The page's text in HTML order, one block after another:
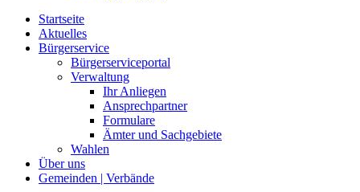
Startseite
Aktuelles
Bürgerservice
Bürgerserviceportal
Verwaltung
Ihr Anliegen
Ansprechpartner
Formulare
Ämter und Sachgebiete
Wahlen
Über uns
Gemeinden | Verbände